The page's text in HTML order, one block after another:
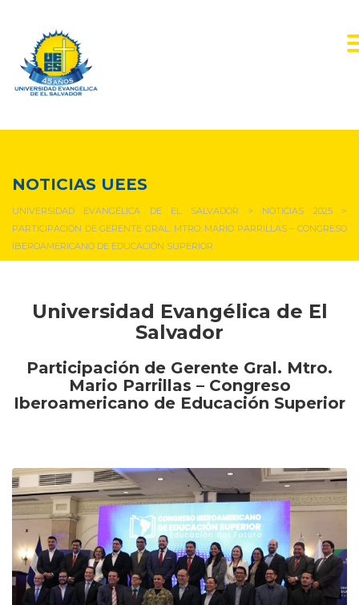
NOTICIAS UEES
UNIVERSIDAD EVANGÉLICA DE EL SALVADOR > NOTICIAS 2025>
PARTICIPACIÓN DE GERENTE GRAL. MTRO. MARIO PARRILLAS – CONGRESO
IBEROAMERICANO DE EDUCACIÓN SUPERIOR
Universidad Evangélica de El
Salvador
Participación de Gerente Gral. Mtro.
Mario Parrillas – Congreso
Iberoamericano de Educación Superior